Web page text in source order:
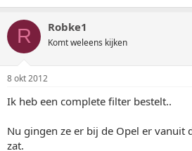
R Robke1
Komt weleens kijken
8 okt 2012
Ik heb een complete filter bestelt..
Nu gingen ze er bij de Opel er vanuit
zat.